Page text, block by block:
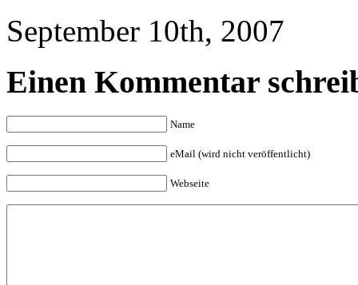
September 10th, 2007
Einen Kommentar
Name
eMail (wird nicht veröffentlicht)
Webseite